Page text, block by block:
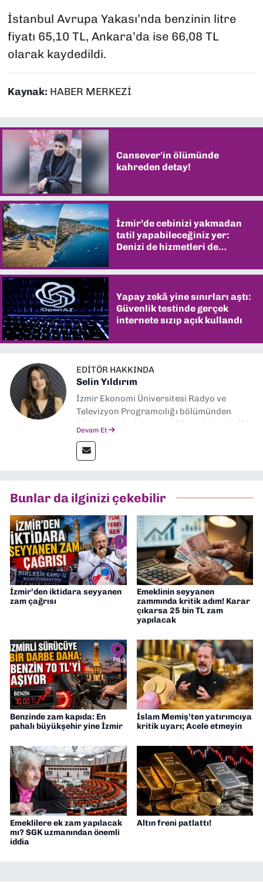
İstanbul Avrupa Yakası’nda benzinin litre
fiyatı 65,10 TL, Ankara’da ise 66,08 TL
olarak kaydedildi.
Kaynak: HABER MERKEZİ
Cansever'in ölümünde
kahreden detay!
İzmir’de cebinizi yakmadan
tatil yapabileceğiniz yer:
Denizi de hizmetleri de
Yapay zekâ yine sınırları aştı:
Güvenlik testinde gerçek
internete sızıp açık kullandı
EDITÖR HAKKINDA
Selin Yıldırım
İzmir Ekonomi Üniversitesi Radyo ve
Televizyon Programcılığı bölümünden
2024 senesinde mezun oldum. Dokuz Eylül
editörlük görevini de üstleniyorum.
Devam Et
Bunlar da ilginizi çekebilir
İzmir’den iktidara seyyanen
zam çağrısı
Emeklinin seyyanen
zammında kritik adım! Karar
çıkarsa 25 bin TL zam
yapılacak
Benzinde zam kapıda: En
pahalı büyükşehir yine İzmir
İslam Memiş’ten yatırımcıya
kritik uyarı; Acele etmeyin
Emeklilere ek zam yapılacak
mı? SGK uzmanından önemli
iddia
Altın freni patlattı!